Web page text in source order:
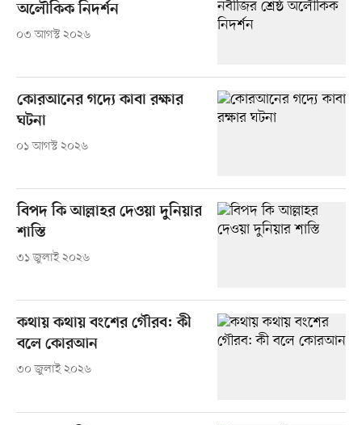
অলৌকিক নিদর্শন
০৩ আগস্ট ২০২৬
কোরআনের গদ্যে কাবা রক্ষার
ঘটনা
০১ আগস্ট ২০২৬
বিপদ কি আল্লাহর দেওয়া দুনিয়ার
শাস্তি
৩১ জুলাই ২০২৬
কথায় কথায় বংশের গৌরব: কী
বলে কোরআন
৩০ জুলাই ২০২৬